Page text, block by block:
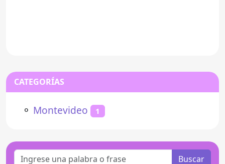
CATEGORÍAS
⚬ Montevideo 1
Buscar